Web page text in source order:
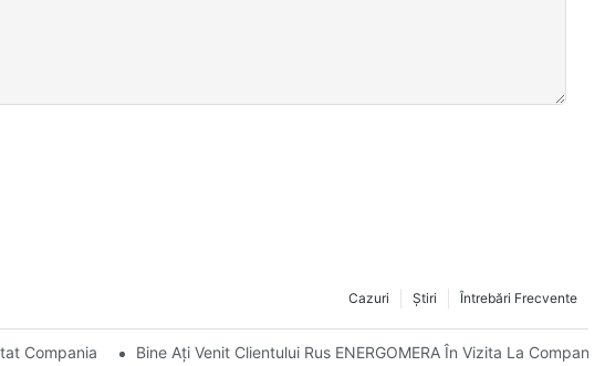
Întrebări Frecvente
Ştiri
Cazuri
Compania Noastră - CANWIN.Bine Ați Venit Clientului Rus ENERGOMERA În Vizita La